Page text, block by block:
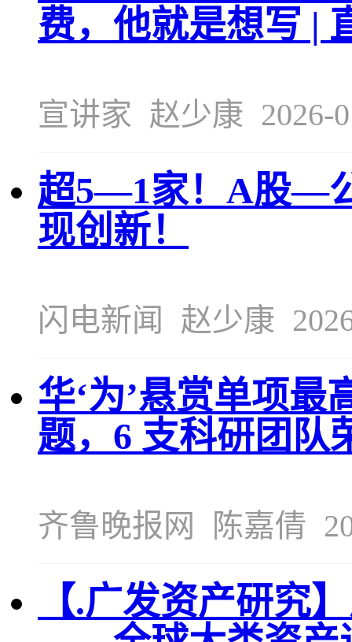
费，他就是想写 |
宣讲家 赵少康 2026-
超5—1家！A股—
现创新！
闪电新闻 赵少康
华‘为’悬赏单项最
题，6 支科研团队
齐鲁晚报网 陈嘉倩
【.广发资产研究